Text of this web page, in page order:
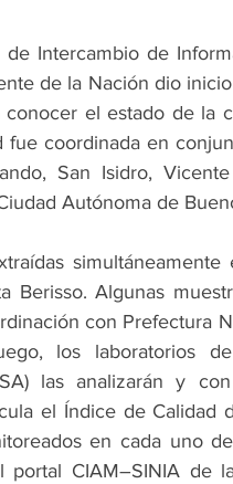
Intercambio de
de la Nación dio
conocer el estado de la
fue coordinada en
San Isidro,
Autónoma de
Berisso. Algunas
con Prefectura
los laboratorios
las analizarán y
el Índice de
en cada uno
portal CIAM–SINIA de